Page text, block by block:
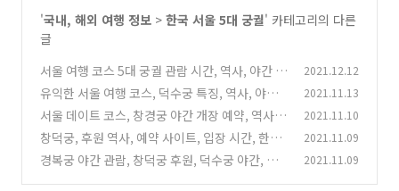
'국내, 해외 여행 정보 > 한국 서울 5대 궁궐' 카테고리의 다른
글
서울 여행 코스 5대 궁궐 관람 시간, 역사, 야간 개
장 정보 정리
(2)
2021.12.12
유익한 서울 여행 코스, 덕수궁 특징, 역사, 야간
개장, 입장 시간 정리
(0)
2021.11.13
서울 데이트 코스, 창경궁 야간 개장 예약, 역사
등 기본 지식 정리
(0)
2021.11.10
창덕궁, 후원 역사, 예약 사이트, 입장 시간, 한복
대여 정보 정리 (0)
2021.11.09
경복궁 야간 관람, 창덕궁 후원, 덕수궁 야간, 여
2021.11.09